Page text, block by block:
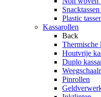
Plastic
Kassarollen
Back
Thermische
Houtvrije
Duplo
Pinrollen